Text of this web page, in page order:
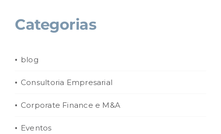
Categorias
blog
Consultoria Empresarial
Corporate Finance e M&A
Eventos